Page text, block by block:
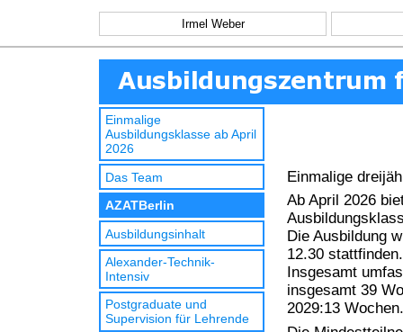
Irmel Weber
Einmalige
Ausbildungsklasse ab April
2026
Das Team
AZATBerlin
Ausbildungsinhalt
Alexander-Technik-
Intensiv
Postgraduate und
Supervision für Lehrende
Einmalige
Ab April 2026
Die Ausbildung
12.30 stattfinden.
Insgesamt
insgesamt 39
2029:13 Wochen.